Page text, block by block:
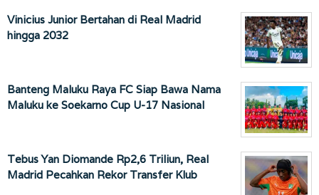
Vinicius Junior Bertahan di Real Madrid
hingga 2032
Banteng Maluku Raya FC Siap Bawa Nama
Maluku ke Soekarno Cup U-17 Nasional
Tebus Yan Diomande Rp2,6 Triliun, Real
Madrid Pecahkan Rekor Transfer Klub